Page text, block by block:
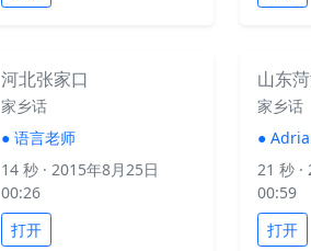
河北张家口
家乡话
● 语言老师
14 秒 · 2015年8月25日
00:26
打开
山东
家乡话
●
21 秒
00:59
打开